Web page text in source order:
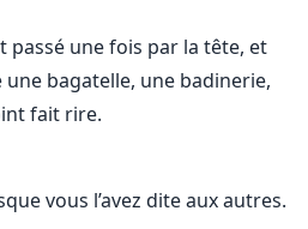
passé une fois par la tête, et
une bagatelle, une badinerie,
fait rire.
vous l’avez dite aux autres.